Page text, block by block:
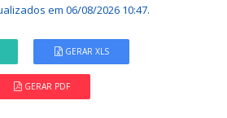
em 06/08/2026 10:47.
GERAR XLS
GERAR PDF